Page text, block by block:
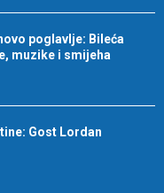
poglavlje: Bileća
muzike i smijeha
Gost Lordan